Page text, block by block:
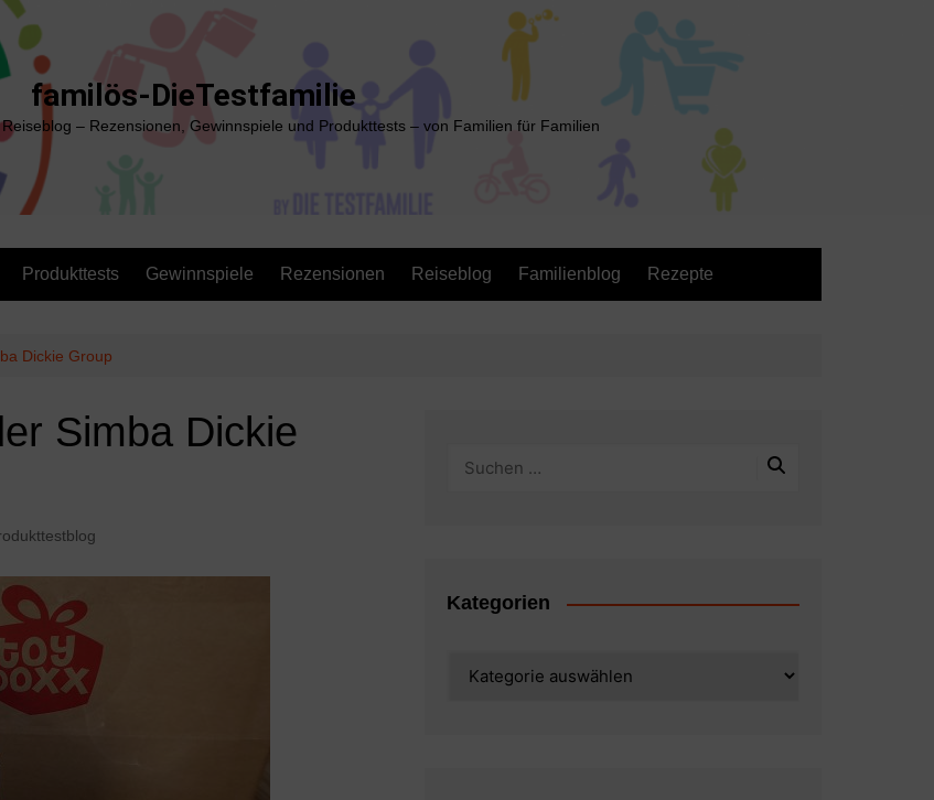
familös-DieTestfamilie
– Rezensionen, Gewinnspiele und Produkttests – von Familien für Familien
Produkttests Gewinnspiele Rezensionen Reiseblog Familienblog Rezepte
Dickie Group
Simba Dickie
Kategorien